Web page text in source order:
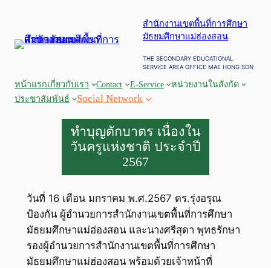
สำนักงานเขตพื้นที่การศึกษา
มัธยมศึกษาแม่ฮ่องสอน
THE SECONDARY EDUCATIONAL
SERVICE AREA OFFICE MAE HONG SON
หน้าแรกเกี่ยวกับเรา Contact E-Service
หน่วยงานในสังกัด
ประชาสัมพันธ์
Social Network
ทำบุญตักบาตร เนื่องใน
วันครูแห่งชาติ ประจำปี
2567
วันที่ 16 เดือน มกราคม พ.ศ.2567 ดร.รุ่งอรุณ
ป้องกัน ผู้อำนวยการสำนักงานเขตพื้นที่การศึกษา
มัธยมศึกษาแม่ฮ่องสอน และนางศรีสุดา พุทธรักษา
รองผู้อำนวยการสำนักงานเขตพื้นที่การศึกษา
มัธยมศึกษาแม่ฮ่องสอน พร้อมด้วยเจ้าหน้าที่